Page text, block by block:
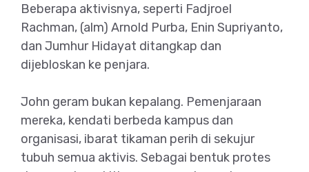
Beberapa aktivisnya, seperti Fadjroel
Rachman, (alm) Arnold Purba, Enin Supriyanto,
dan Jumhur Hidayat ditangkap dan
dijebloskan ke penjara.
John geram bukan kepalang. Pemenjaraan
mereka, kendati berbeda kampus dan
organisasi, ibarat tikaman perih di sekujur
tubuh semua aktivis. Sebagai bentuk protes